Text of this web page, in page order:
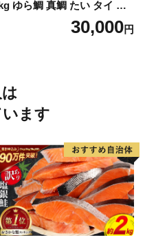
ゆら鯛 真鯛 たい タイ 鯛
塩釜焼き 塩釜 魚 魚介類 海鮮
祝い事 お祝い ハレの日 食品
30,000円
ます